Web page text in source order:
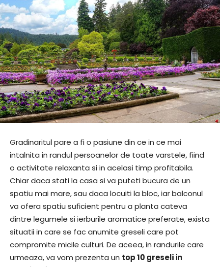
Gradinaritul pare a fi o pasiune din ce in ce mai
intalnita in randul persoanelor de toate varstele, fiind
o activitate relaxanta si in acelasi timp profitabila.
Chiar daca stati la casa si va puteti bucura de un
spatiu mai mare, sau daca locuiti la bloc, iar balconul
va ofera spatiu suficient pentru a planta cateva
dintre legumele si ierburile aromatice preferate, exista
situatii in care se fac anumite greseli care pot
compromite micile culturi. De aceea, in randurile care
urmeaza, va vom prezenta un top 10 greseli in